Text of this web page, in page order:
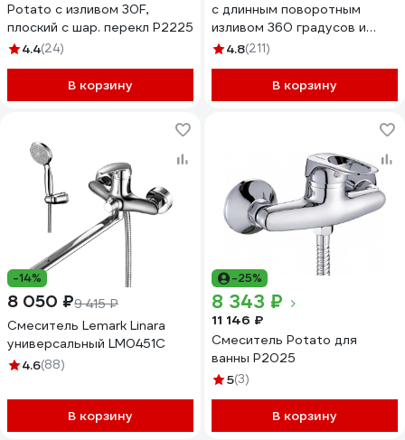
Potato с изливом 30F,
плоский с шар. перекл P2225
4.4(24)
В корзину
с длинным поворотным
изливом 360 градусов и
душевой лейкой, хром KLO6-
4.8(211)
В корзину
-14%
8 050 ₽9 415 ₽
Смеситель Lemark Linara
универсальный LM0451C
4.6(88)
В корзину
-25%
8 343 ₽
11 146 ₽
Смеситель Potato для
ванны P2025
5(3)
В корзину